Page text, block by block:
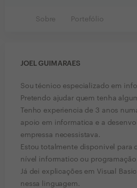
Sobre Portefólio
JOEL GUIMARAES
Sou técnico especializado em
Pretendo ajudar quem tenha
Tenho experiencia de 3 anos
apoio em informatica e a
empressa necessistava.
Estou totalmente disponivel para
nível informatico ou
Já dei explicações em Visual
nessa linguagem.